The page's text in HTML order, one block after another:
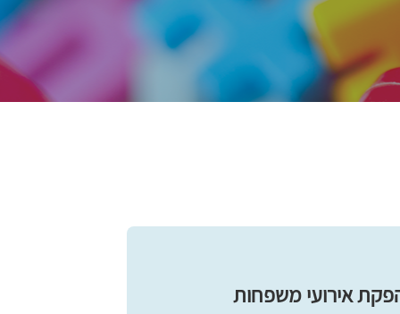
אירועי משפחות